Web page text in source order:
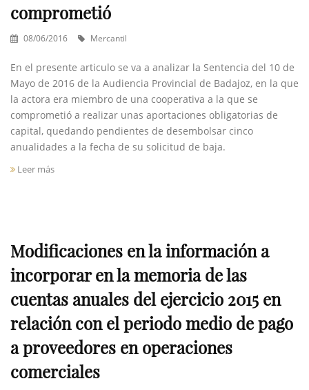
comprometió
08/06/2016 Mercantil
En el presente articulo se va a analizar la Sentencia del 10 de
Mayo de 2016 de la Audiencia Provincial de Badajoz, en la que
la actora era miembro de una cooperativa a la que se
comprometió a realizar unas aportaciones obligatorias de
capital, quedando pendientes de desembolsar cinco
anualidades a la fecha de su solicitud de baja.
Leer más
Modificaciones en la información a
incorporar en la memoria de las
cuentas anuales del ejercicio 2015 en
relación con el periodo medio de pago
a proveedores en operaciones
comerciales